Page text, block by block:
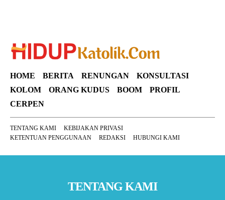
HOME BERITA RENUNGAN
KONSULTASI
KOLOM
ORANG KUDUS BOOM
PROFIL
CERPEN
TENTANG KAMI
KEBIJAKAN PRIVASI
KETENTUAN PENGGUNAAN
REDAKSI HUBUNGI KAMI
TENTANG KAMI